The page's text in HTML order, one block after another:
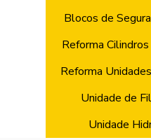
Blocos de
Reforma
Reforma
Unidade de
Unidade